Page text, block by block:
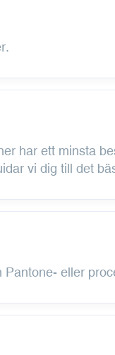
har ett minsta
vi dig till det
eller